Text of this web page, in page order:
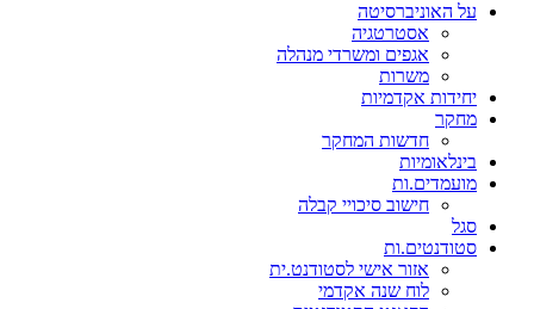
על האוניברסיטה
אסטרטגיה
אגפים ומשרדי מנהלה
משרות
יחידות אקדמיות
מחקר
חדשות המחקר
בינלאומיות
מועמדים.ות
חישוב סיכויי קבלה
סגל
סטודנטים.ות
אזור אישי לסטודנט.ית
לוח שנה אקדמי